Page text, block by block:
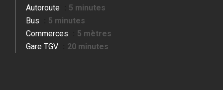
Autoroute
5 minutes
Bus
5 minutes
Commerces
5 mètres
Gare TGV
20 minutes